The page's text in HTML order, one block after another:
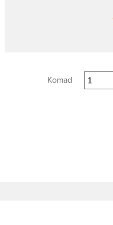
Komad